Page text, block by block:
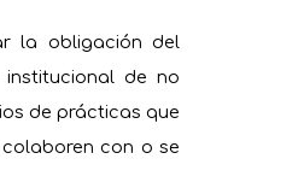
la obligación del
de no
de prácticas que
con o se